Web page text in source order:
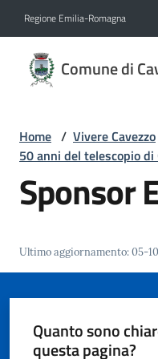
Regione Emilia-Romagna
Comune di
di
Novità
Servizi
Vivere
Cavezzo
Menu selezionato
Home / Vivere Cavezzo
50 anni del telescopio di
Sponsor
Ultimo aggiornamento:05-
Quanto sono
questa pagina?